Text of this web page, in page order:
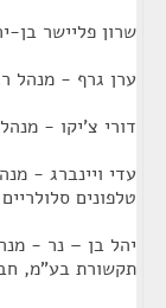
שרון פליישר
ערן גרף - מנהל
דורי צ'יקו -
עדי ויינברג -
טלפונים סלולריים
יהל בן – נר -
תקשורת בע"מ,